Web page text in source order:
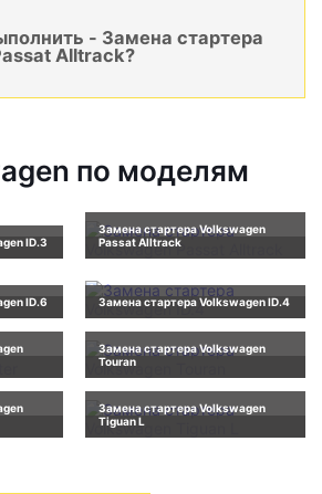
- Замена стартера
Alltrack?
по моделям
ID.3
Замена стартера Volkswagen
Passat Alltrack
ID.6 Замена стартера Volkswagen ID.4
Замена стартера Volkswagen
Touran
Замена стартера Volkswagen
Tiguan L